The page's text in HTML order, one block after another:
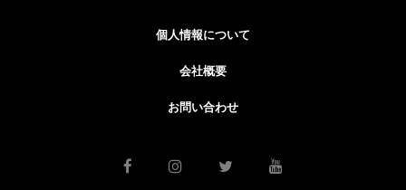
個人情報について
会社概要
お問い合わせ